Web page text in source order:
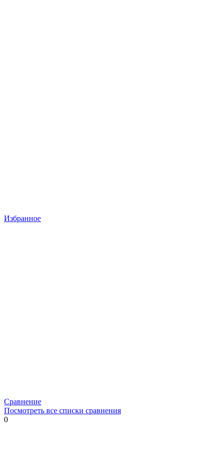
Избранное
Сравнение
Посмотреть все списки сравнения
0